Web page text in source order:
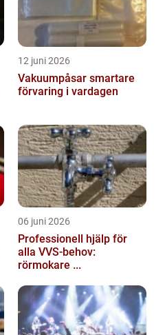
12 juni 2026
Vakuumpåsar smartare
förvaring i vardagen
06 juni 2026
Professionell hjälp för
alla VVS-behov:
rörmokare ...